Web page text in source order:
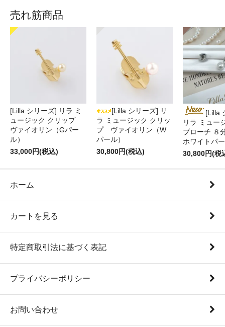
売れ筋商品
[Lilla シリーズ] リラ ミ
ュージック クリップ
ヴァイオリン（Gパー
ル）
33,000円(税込)
[Lilla シリーズ] リ
ラ ミュージック クリッ
プ ヴァイオリン（W
パール）
30,800円(税込)
[Lilla
リラ ミュー
ブローチ ８
ホワイトパ
30,800円(税
ホーム
カートを見る
特定商取引法に基づく表記
プライバシーポリシー
お問い合わせ